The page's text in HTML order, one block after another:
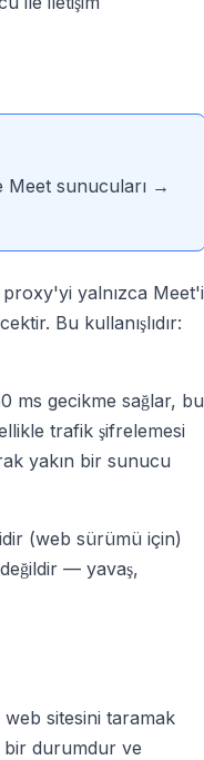
Meet sunucuları →
proxy'yi yalnızca Meet'i
Bu kullanışlıdır:
ms gecikme sağlar, bu
trafik şifrelemesi
yakın bir sunucu
(web sürümü için)
— yavaş,
sitesini taramak
bir durumdur ve